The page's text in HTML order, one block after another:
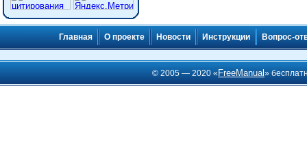
Главная О проекте Новости Инструкции Вопрос-
© 2005 — 2020 « FreeManual»